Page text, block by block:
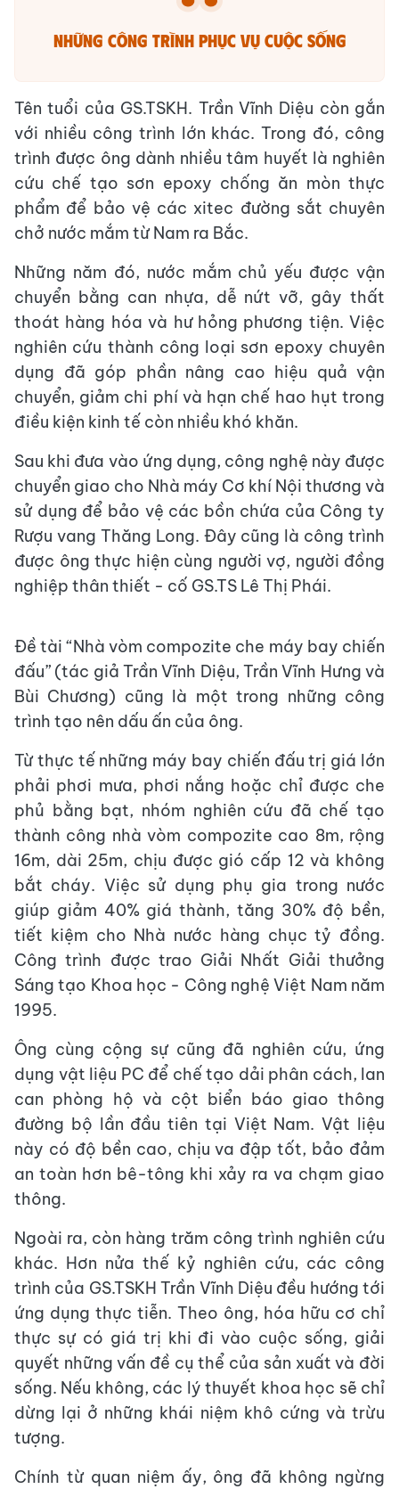
Những công trình phục vụ cuộc sống
Tên tuổi của GS.TSKH. Trần Vĩnh Diệu còn gắn
với nhiều công trình lớn khác. Trong đó, công
trình được ông dành nhiều tâm huyết là nghiên
cứu chế tạo sơn epoxy chống ăn mòn thực
phẩm để bảo vệ các xitec đường sắt chuyên
chở nước mắm từ Nam ra Bắc.
Những năm đó, nước mắm chủ yếu được vận
chuyển bằng can nhựa, dễ nứt vỡ, gây thất
thoát hàng hóa và hư hỏng phương tiện. Việc
nghiên cứu thành công loại sơn epoxy chuyên
dụng đã góp phần nâng cao hiệu quả vận
chuyển, giảm chi phí và hạn chế hao hụt trong
điều kiện kinh tế còn nhiều khó khăn.
Sau khi đưa vào ứng dụng, công nghệ này được
chuyển giao cho Nhà máy Cơ khí Nội thương và
sử dụng để bảo vệ các bồn chứa của Công ty
Rượu vang Thăng Long. Đây cũng là công trình
được ông thực hiện cùng người vợ, người đồng
nghiệp thân thiết - cố GS.TS Lê Thị Phái.
Đề tài “Nhà vòm compozite che máy bay chiến
đấu” (tác giả Trần Vĩnh Diệu, Trần Vĩnh Hưng và
Bùi Chương) cũng là một trong những công
trình tạo nên dấu ấn của ông.
Từ thực tế những máy bay chiến đấu trị giá lớn
phải phơi mưa, phơi nắng hoặc chỉ được che
phủ bằng bạt, nhóm nghiên cứu đã chế tạo
thành công nhà vòm compozite cao 8m, rộng
16m, dài 25m, chịu được gió cấp 12 và không
bắt cháy. Việc sử dụng phụ gia trong nước
giúp giảm 40% giá thành, tăng 30% độ bền,
tiết kiệm cho Nhà nước hàng chục tỷ đồng.
Công trình được trao Giải Nhất Giải thưởng
Sáng tạo Khoa học - Công nghệ Việt Nam năm
1995.
Ông cùng cộng sự cũng đã nghiên cứu, ứng
dụng vật liệu PC để chế tạo dải phân cách, lan
can phòng hộ và cột biển báo giao thông
đường bộ lần đầu tiên tại Việt Nam. Vật liệu
này có độ bền cao, chịu va đập tốt, bảo đảm
an toàn hơn bê-tông khi xảy ra va chạm giao
thông.
Ngoài ra, còn hàng trăm công trình nghiên cứu
khác. Hơn nửa thế kỷ nghiên cứu, các công
trình của GS.TSKH Trần Vĩnh Diệu đều hướng tới
ứng dụng thực tiễn. Theo ông, hóa hữu cơ chỉ
thực sự có giá trị khi đi vào cuộc sống, giải
quyết những vấn đề cụ thể của sản xuất và đời
sống. Nếu không, các lý thuyết khoa học sẽ chỉ
dừng lại ở những khái niệm khô cứng và trừu
tượng.
Chính từ quan niệm ấy, ông đã không ngừng